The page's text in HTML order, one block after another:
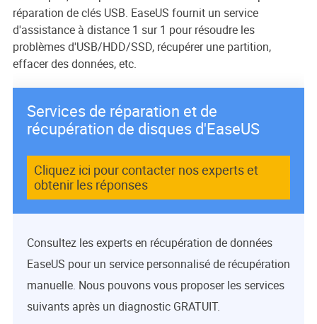
réparation de clés USB. EaseUS fournit un service
d'assistance à distance 1 sur 1 pour résoudre les
problèmes d'USB/HDD/SSD, récupérer une partition,
effacer des données, etc.
Services de réparation et de
récupération de disques d'EaseUS
Cliquez ici pour contacter nos experts et
obtenir les réponses
Consultez les experts en récupération de données
EaseUS pour un service personnalisé de récupération
manuelle. Nous pouvons vous proposer les services
suivants après un diagnostic GRATUIT.